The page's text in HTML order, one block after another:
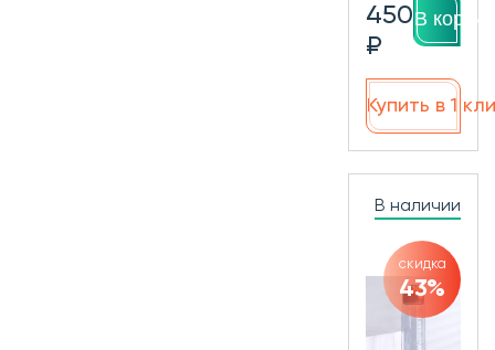
450
₽
В
Купить в 1
В наличии
скидка
43%